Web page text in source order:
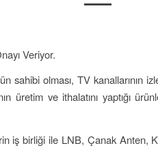
Veriyor.
sahibi olması, TV kanallarının
üretim ve ithalatını yaptığı
iş birliği ile LNB, Çanak Anten,